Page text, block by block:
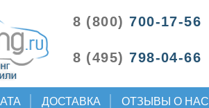
8 (800) 700-17-56
8 (495) 798-04-66
ДОСТАВКА ОТЗЫВЫ О НАС